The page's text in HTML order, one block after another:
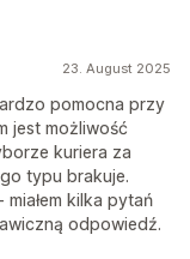
23. August 2025
pomocna przy
jest możliwość
kuriera za
typu brakuje.
kilka pytań
odpowiedź.